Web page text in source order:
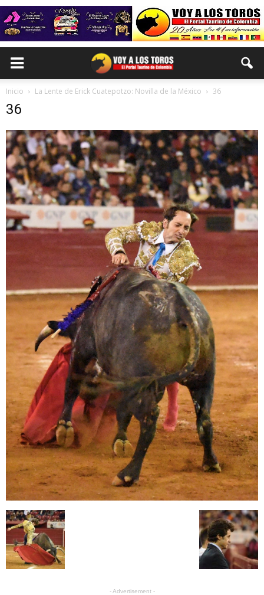
Inicio La Lente de Erick Cuatepotzo: Novilla de la México 36
36
- Advertisement -